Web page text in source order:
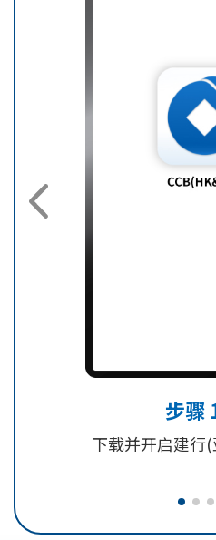
步骤
下载并开启建行